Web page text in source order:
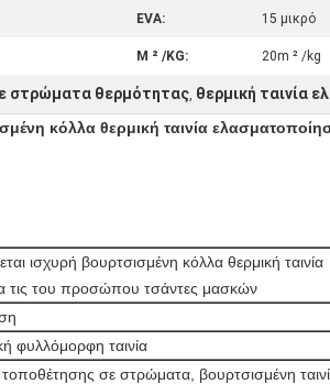
EVA: 15 μικρό
Μ ² /KG: 20m ² /kg
στρώματα θερμότητας, θερμική ταινία
κόλλα θερμική ταινία
ισχυρή βουρτσισμένη κόλλα θερμική ταινία
τις του προσώπου τσάντες μασκών
φυλλόμορφη ταινία
τοποθέτησης σε στρώματα, βουρτσισμένη